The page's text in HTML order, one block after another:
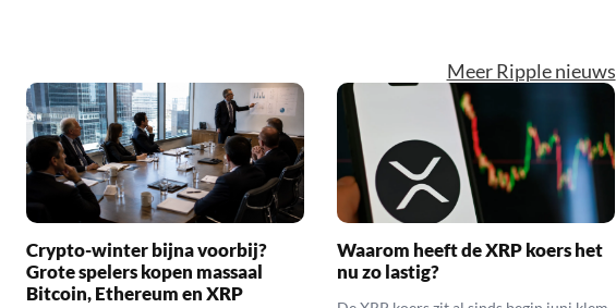
Meer Ripple nieuws
Crypto-winter bijna voorbij?
Grote spelers kopen massaal
Bitcoin, Ethereum en XRP
Waarom heeft de XRP koers het
nu zo lastig?